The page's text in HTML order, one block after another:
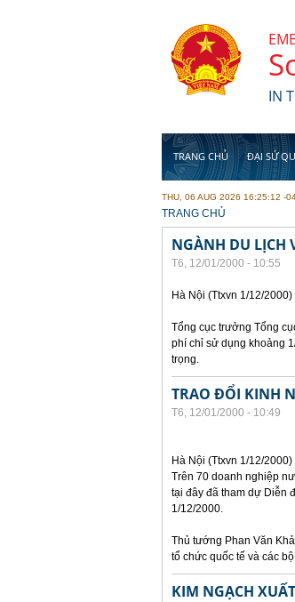
IN
TRANG CHỦ ĐẠI SỨ
THU, 06 AUG 2026 16:25:12 -
YOU ARE HERE
TRANG CHỦ
NGÀNH DU LỊCH
T6, 12/01/2000 - 10:55
Hà Nội (Ttxvn 1/12/2000)
Tổng cục trưởng Tổng
phí chỉ sử dụng khoảng
trọng.
TRAO ĐỔI KINH
T6, 12/01/2000 - 10:49
Hà Nội (Ttxvn 1/12/2000)
Trên 70 doanh nghiệp
tại đây đã tham dự Diễn
1/12/2000.
Thủ tướng Phan Văn
tổ chức quốc tế và các
KIM NGẠCH